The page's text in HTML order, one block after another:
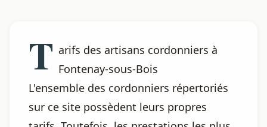
T arifs des artisans cordonniers à
Fontenay-sous-Bois
L'ensemble des cordonniers répertoriés
sur ce site possèdent leurs propres